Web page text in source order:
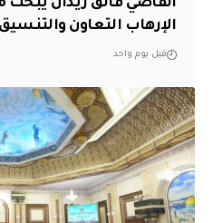
القاضي فائق زيدان
الإرهاب التعاون
قبل يوم واحد